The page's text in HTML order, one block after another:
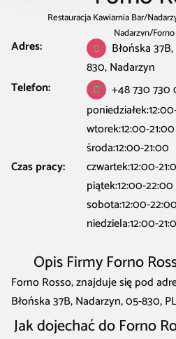
Restauracja Kawiarnia Bar/
Nadarzyn/
Adres:
Błońska
830, Nadarzyn
Telefon:
+48 730 730
Czas pracy:
wtorek:12:00-21:00
środa:12:00-21:00
czwartek:12:00-
piątek:12:00-22:00
sobota:12:00-22:00
niedziela:12:00-
Opis Firmy Forno
Forno Rosso, znajduje się pod
Błońska 37B, Nadarzyn, 05-830, PL
Jak dojechać do Forno